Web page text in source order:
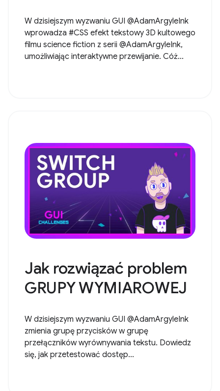
W dzisiejszym wyzwaniu GUI @AdamArgyleInk
wprowadza #CSS efekt tekstowy 3D kultowego
filmu science fiction z serii @AdamArgyleInk,
umożliwiając interaktywne przewijanie. Cóż...
Jak rozwiązać problem
GRUPY WYMIAROWEJ
W dzisiejszym wyzwaniu GUI @AdamArgyleInk
zmienia grupę przycisków w grupę
przełączników wyrównywania tekstu. Dowiedz
się, jak przetestować dostęp...